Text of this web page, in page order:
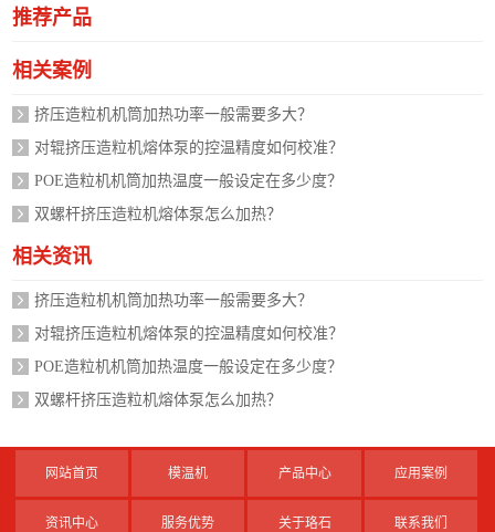
推荐产品
相关案例
挤压造粒机机筒加热功率一般需要多大？
对辊挤压造粒机熔体泵的控温精度如何校准？
POE造粒机机筒加热温度一般设定在多少度？
双螺杆挤压造粒机熔体泵怎么加热？
相关资讯
挤压造粒机机筒加热功率一般需要多大？
对辊挤压造粒机熔体泵的控温精度如何校准？
POE造粒机机筒加热温度一般设定在多少度？
双螺杆挤压造粒机熔体泵怎么加热？
网站首页 模温机 产品中心 应用案例
资讯中心 服务优势 关于珞石 联系我们